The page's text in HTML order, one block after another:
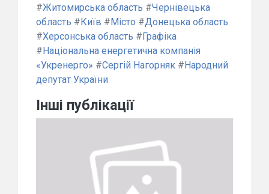
#Житомирська область #Чернівецька
область # Київ # Місто #Донецька область
#Херсонська область # Графіка
# Національна енергетична компанія
«Укренерго» #Сергій Нагорняк # Народний
депутат України
Інші публікації